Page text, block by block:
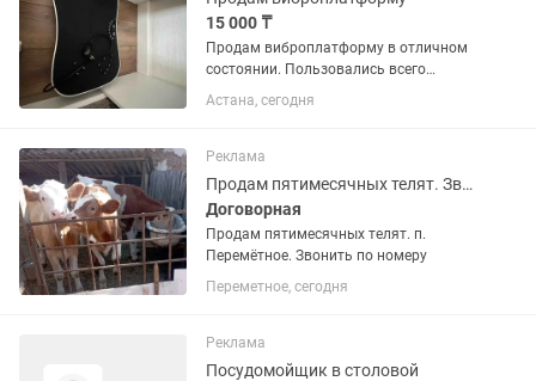
15 000 ₸
Продам виброплатформу в отличном
состоянии. Пользовались всего
несколько месяцев, работает идеально,
без изъянов. Продаю в связи с
Отлично подходит для домашних...
Астана, сегодня
Реклама
Продам пятимесячных телят. Звонить по номеру
Договорная
Продам пятимесячных телят. п.
Перемётное. Звонить по номеру
Переметное, сегодня
Реклама
Посудомойщик в столовой